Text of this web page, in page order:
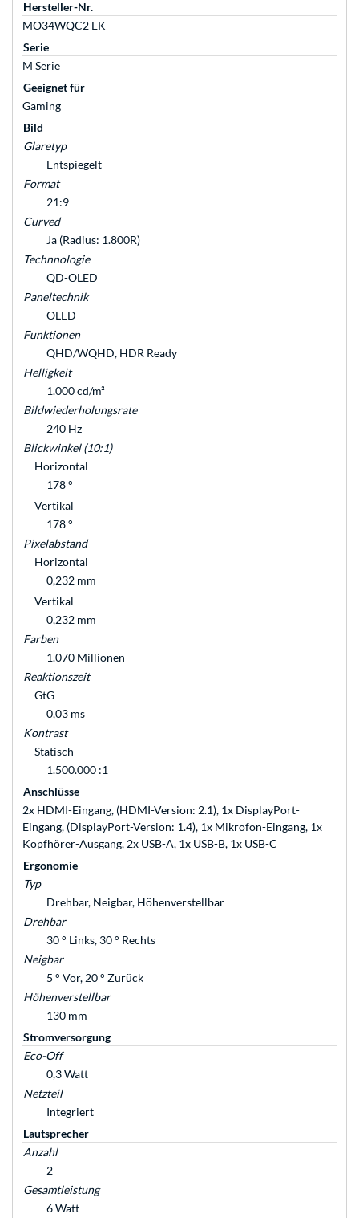
Hersteller-Nr.
MO34WQC2 EK
Serie
M Serie
Geeignet für
Gaming
Bild
Glaretyp
Entspiegelt
Format
21:9
Curved
Ja (Radius: 1.800R)
Technnologie
QD-OLED
Paneltechnik
OLED
Funktionen
QHD/WQHD, HDR Ready
Helligkeit
1.000 cd/m²
Bildwiederholungsrate
240 Hz
Blickwinkel (10:1)
Horizontal
178 °
Vertikal
178 °
Pixelabstand
Horizontal
0,232 mm
Vertikal
0,232 mm
Farben
1.070 Millionen
Reaktionszeit
GtG
0,03 ms
Kontrast
Statisch
1.500.000 :1
Anschlüsse
2x HDMI-Eingang, (HDMI-Version: 2.1), 1x DisplayPort-
Eingang, (DisplayPort-Version: 1.4), 1x Mikrofon-Eingang, 1x
Kopfhörer-Ausgang, 2x USB-A, 1x USB-B, 1x USB-C
Ergonomie
Typ
Drehbar, Neigbar, Höhenverstellbar
Drehbar
30 ° Links, 30 ° Rechts
Neigbar
5 ° Vor, 20 ° Zurück
Höhenverstellbar
130 mm
Stromversorgung
Eco-Off
0,3 Watt
Netzteil
Integriert
Lautsprecher
Anzahl
2
Gesamtleistung
6 Watt